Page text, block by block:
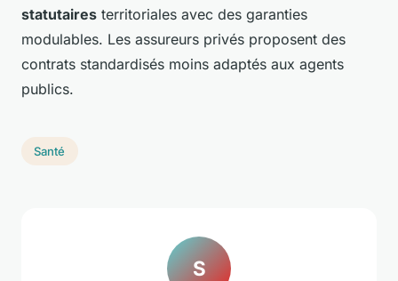
statutaires territoriales avec des garanties
modulables. Les assureurs privés proposent des
contrats standardisés moins adaptés aux agents
publics.
Santé
S